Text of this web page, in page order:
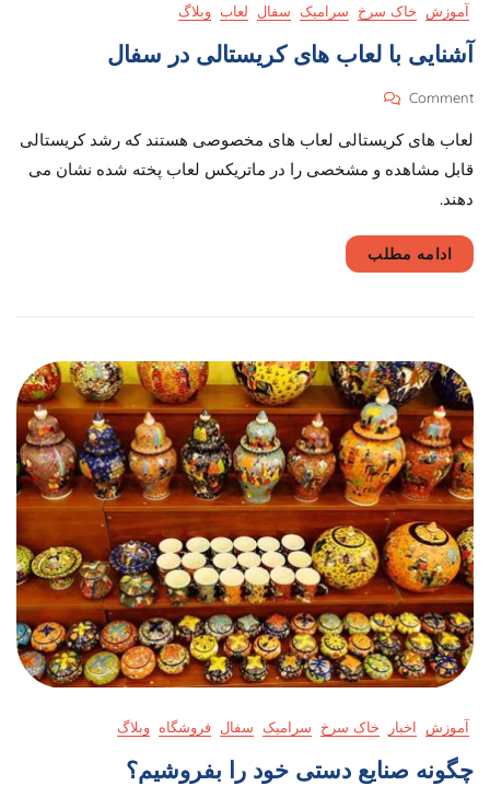
آموزش خاک سرخ سرامیک سفال لعاب وبلاگ
آشنایی با لعاب های کریستالی در سفال
Comment
On
با
های
سفال
لعاب های کریستالی لعاب های مخصوصی هستند که رشد کریستالی
قابل مشاهده و مشخصی را در ماتریکس لعاب پخته شده نشان می
دهند.
ادامه مطلب
آموزش اخبار خاک سرخ سرامیک سفال فروشگاه وبلاگ
چگونه صنایع دستی خود را بفروشیم؟